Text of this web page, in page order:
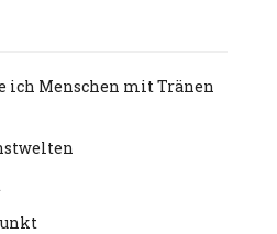
ich Menschen mit Tränen